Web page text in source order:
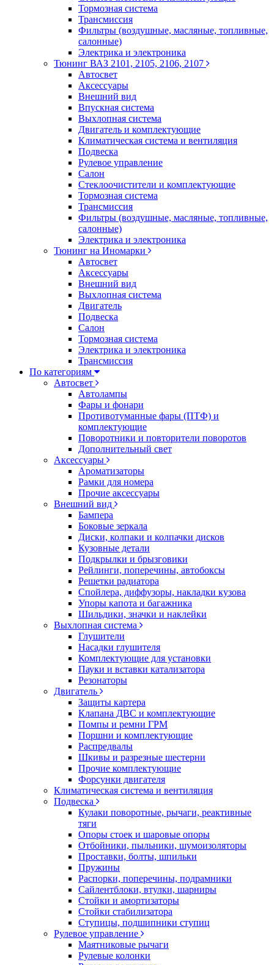
Тормозная система
Трансмиссия
Фильтры (воздушные, масляные, топливные,
салонные)
Электрика и электроника
Тюнинг ВАЗ 2101, 2105, 2106, 2107
Автосвет
Аксессуары
Внешний вид
Впускная система
Выхлопная система
Двигатель и комплектующие
Климатическая система и вентиляция
Подвеска
Рулевое управление
Салон
Стеклоочистители и комплектующие
Тормозная система
Трансмиссия
Фильтры (воздушные, масляные, топливные,
салонные)
Электрика и электроника
Тюнинг на Иномарки
Автосвет
Аксессуары
Внешний вид
Выхлопная система
Двигатель
Подвеска
Салон
Тормозная система
Электрика и электроника
Трансмиссия
По категориям
Автосвет
Автолампы
Фары и фонари
Противотуманные фары (ПТФ) и
комплектующие
Поворотники и повторители поворотов
Дополнительный свет
Аксессуары
Ароматизаторы
Рамки для номера
Прочие аксессуары
Внешний вид
Бампера
Боковые зеркала
Диски, колпаки и колпачки дисков
Кузовные детали
Подкрылки и брызговики
Рейлинги, поперечины, автобоксы
Решетки радиатора
Спойлера, диффузоры, накладки кузова
Упоры капота и багажника
Шильдики, значки и наклейки
Выхлопная система
Глушители
Насадки глушителя
Комплектующие для установки
Пауки и вставки катализатора
Резонаторы
Двигатель
Защиты картера
Клапана ДВС и комплектующие
Помпы и ремни ГРМ
Поршни и комплектующие
Распредвалы
Шкивы и разрезные шестерни
Прочие комплектующие
Форсунки двигателя
Климатическая система и вентиляция
Подвеска
Кулаки поворотные, рычаги, реактивные
тяги
Опоры стоек и шаровые опоры
Отбойники, пыльники, шумоизоляторы
Проставки, болты, шпильки
Пружины
Распорки, поперечины, подрамники
Сайлентблоки, втулки, шарниры
Стойки и амортизаторы
Стойки стабилизатора
Ступицы, подшипники ступиц
Рулевое управление
Маятниковые рычаги
Рулевые колонки